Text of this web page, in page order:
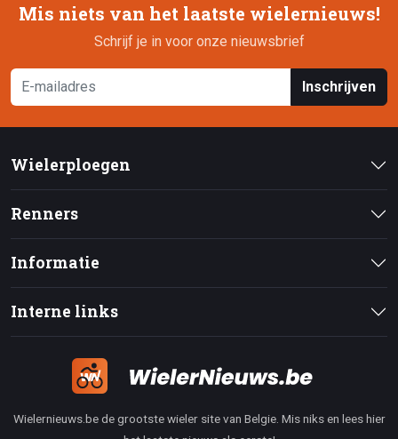
Mis niets van het laatste wielernieuws!
Schrijf je in voor onze nieuwsbrief
Inschrijven
Wielerploegen
Renners
Informatie
Interne links
Wielernieuws.be de grootste wieler site van Belgie. Mis niks en lees hier